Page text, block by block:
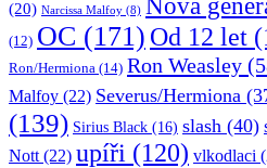
(20) Narcissa Malfoy (8) Nová
(12) OC (171) Od 12 let
Ron/Hermiona (14) Ron Weasley
Malfoy (22) Severus/Hermiona
(139) Sirius Black (16) slash (40)
Nott (22) upíři (120) vlkodlaci